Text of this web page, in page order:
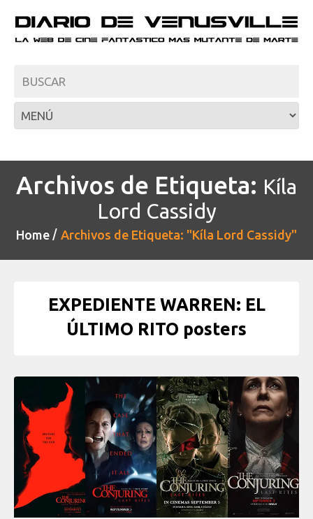
Archivos de Etiqueta: Kíla
Lord Cassidy
Home Archivos de Etiqueta: "Kíla Lord Cassidy"
EXPEDIENTE WARREN: EL
ÚLTIMO RITO posters